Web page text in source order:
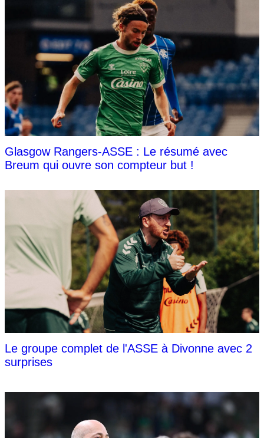
Glasgow Rangers-ASSE : Le résumé avec
Breum qui ouvre son compteur but !
Le groupe complet de l'ASSE à Divonne avec 2
surprises